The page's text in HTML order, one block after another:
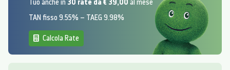
Tuo anche in
al mese
TAN fisso 9.55% – TAEG 9.98%
Calcola Rate